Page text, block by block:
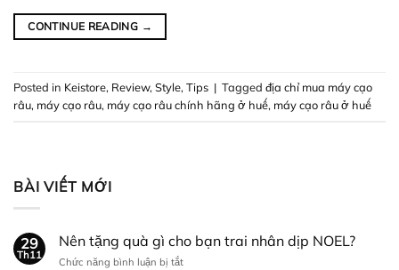
CONTINUE READING →
Posted in Keistore, Review, Style, Tips | Tagged địa chỉ mua máy cạo
râu, máy cạo râu, máy cạo râu chính hãng ở huế, máy cạo râu ở huế
BÀI VIẾT MỚI
29
Th11
Nên tặng quà gì cho bạn trai nhân dịp NOEL?
Chức năng bình luận bị tắtở